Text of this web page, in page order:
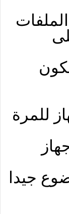
للمرة
جيدا